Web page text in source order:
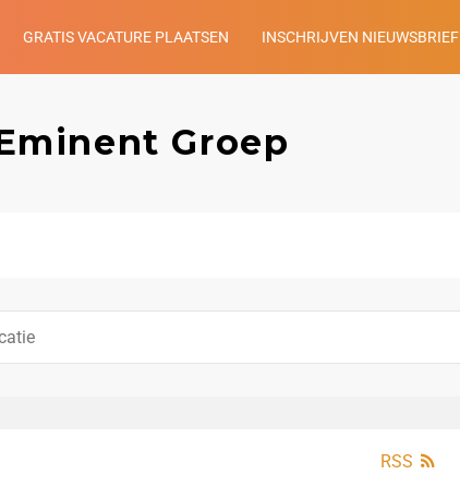
GRATIS VACATURE PLAATSEN INSCHRIJVEN NIEUWSBRIEF
Groep
RSS